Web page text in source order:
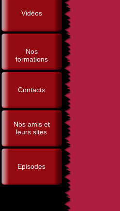
Vidéos
Nos
formations
Contacts
Nos amis et
leurs sites
Episodes